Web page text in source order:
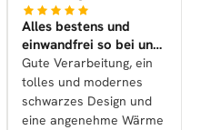
Alles bestens und
einwandfrei so bei uns
nun gelaufen!
Gute Verarbeitung, ein
tolles und modernes
schwarzes Design und
eine angenehme Wärme